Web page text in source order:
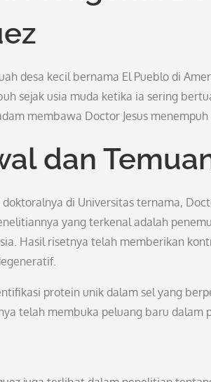
desa kecil bernama El Pueblo di
sejak usia muda ketika ia sering
membawa Doctor Jesus
dan
di Universitas ternama,
yang terkenal adalah
Hasil risetnya telah memberikan
protein unik dalam sel yang
telah membuka peluang baru dalam